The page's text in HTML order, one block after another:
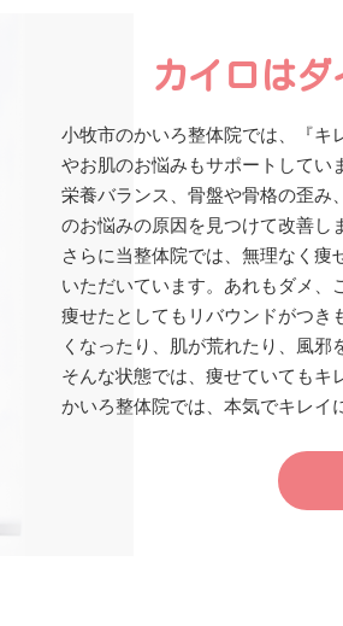
カイロは
小牧市のかいろ整体院では、『キ
やお肌のお悩みもサポートしてい
栄養バランス、骨盤や骨格の歪み
のお悩みの原因を見つけて改善し
さらに当整体院では、無理なく
いただいています。あれもダメ、
痩せたとしてもリバウンドがつき
くなったり、肌が荒れたり、風邪
そんな状態では、痩せていてもキ
かいろ整体院では、本気でキレイ